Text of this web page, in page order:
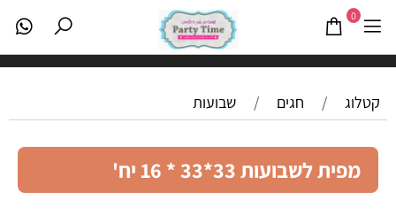
0
קטלוג / חגים / שבועות
מפית לשבועות 33*33 * 16 יח'